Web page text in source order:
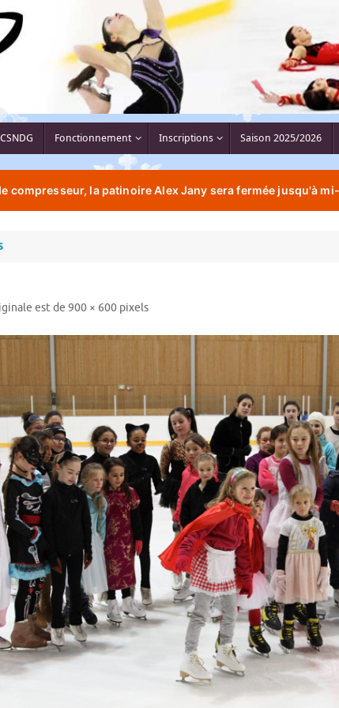
Fonctionnement Inscriptions Saison 2025/2026
compresseur, la patinoire Alex Jany sera fermée jusqu'à
est de900 × 600 pixels